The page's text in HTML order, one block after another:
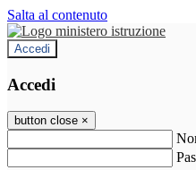
Salta al contenuto
Accedi
Accedi
button close ×